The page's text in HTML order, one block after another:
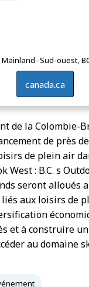
ouest,
canada.ca
de la Colombie-
de près
de plein air
West : B.C. s
seront alloués
aux loisirs de
et à construire
au domaine